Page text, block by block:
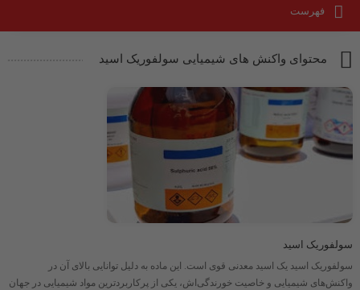
فهرست
محتوای واکنش های شیمیایی سولفوریک اسید
سولفوریک اسید
سولفوریک اسید یک اسید معدنی قوی است. این ماده به دلیل توانایی بالای آن در
واکنش‌های شیمیایی و خاصیت خورندگی‌اش، یکی از پرکاربردترین مواد شیمیایی در جهان